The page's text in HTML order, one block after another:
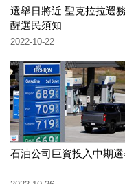
選舉日將近 聖克拉拉選
醒選民須知
2022-10-22
石油公司巨資投入中期選